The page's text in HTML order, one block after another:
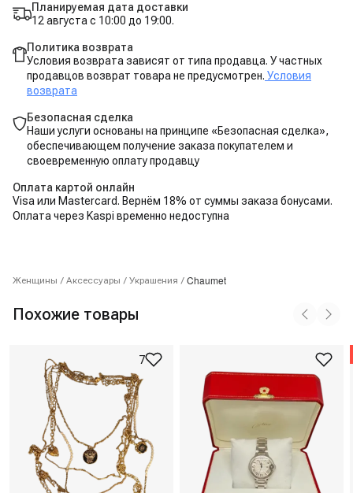
Планируемая дата доставки
12 августа с 10:00 до 19:00.
Политика возврата
Условия возврата зависят от типа продавца. У частных
продавцов возврат товара не предусмотрен. Условия
возврата
Безопасная сделка
Наши услуги основаны на принципе «Безопасная сделка»,
обеспечивающем получение заказа покупателем и
своевременную оплату продавцу
Оплата картой онлайн
Visa или Mastercard. Вернём 18% от суммы заказа бонусами.
Оплата через Kaspi временно недоступна
Женщины / Аксессуары / Украшения / Chaumet
Похожие товары
7